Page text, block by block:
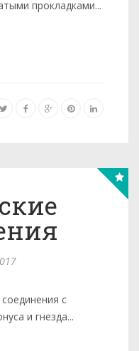
прокладками...
с
и гнезда...